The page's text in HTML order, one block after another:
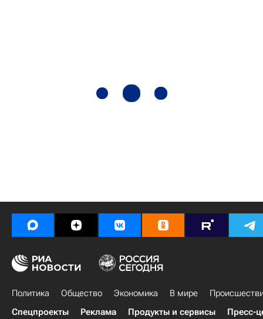
Политика Общество Экономика В мире
Спецпроекты
Реклама Продукты и сервисы Пресс-